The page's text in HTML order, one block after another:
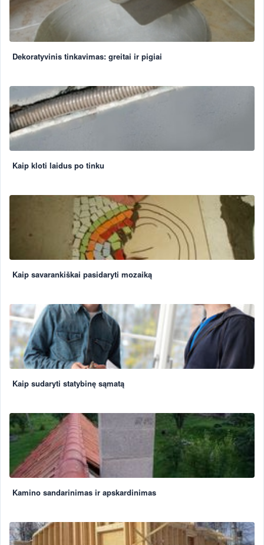
Dekoratyvinis tinkavimas: greitai ir pigiai
Kaip kloti laidus po tinku
Kaip savarankiškai pasidaryti mozaiką
Kaip sudaryti statybinę sąmatą
Kamino sandarinimas ir apskardinimas